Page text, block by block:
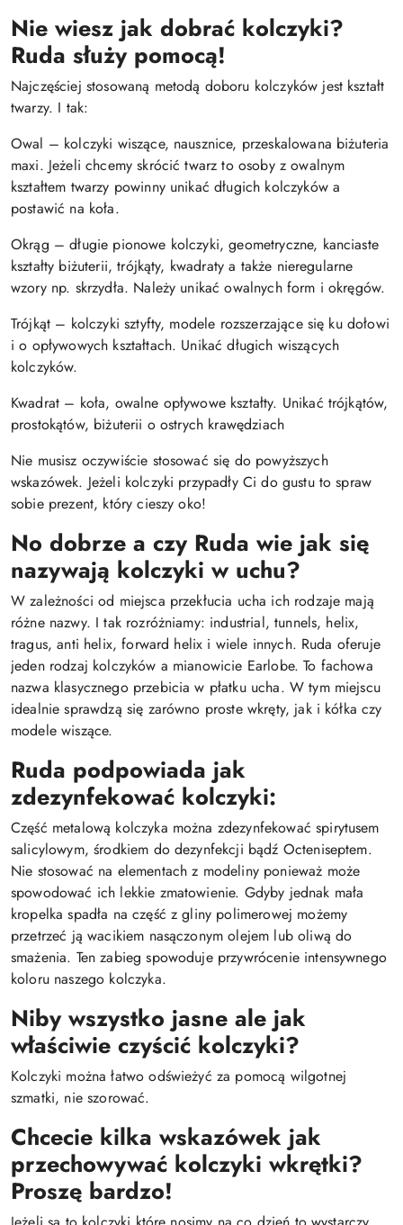
Nie wiesz jak dobrać kolczyki?
Ruda służy pomocą!
Najczęściej stosowaną metodą doboru kolczyków jest kształt
twarzy. I tak:
Owal – kolczyki wiszące, nausznice, przeskalowana biżuteria
maxi. Jeżeli chcemy skrócić twarz to osoby z owalnym
kształtem twarzy powinny unikać długich kolczyków a
postawić na koła.
Okrąg – długie pionowe kolczyki, geometryczne, kanciaste
kształty biżuterii, trójkąty, kwadraty a także nieregularne
wzory np. skrzydła. Należy unikać owalnych form i okręgów.
Trójkąt – kolczyki sztyfty, modele rozszerzające się ku dołowi
i o opływowych kształtach. Unikać długich wiszących
kolczyków.
Kwadrat – koła, owalne opływowe kształty. Unikać trójkątów,
prostokątów, biżuterii o ostrych krawędziach
Nie musisz oczywiście stosować się do powyższych
wskazówek. Jeżeli kolczyki przypadły Ci do gustu to spraw
sobie prezent, który cieszy oko!
No dobrze a czy Ruda wie jak się
nazywają kolczyki w uchu?
W zależności od miejsca przekłucia ucha ich rodzaje mają
różne nazwy. I tak rozróżniamy: industrial, tunnels, helix,
tragus, anti helix, forward helix i wiele innych. Ruda oferuje
jeden rodzaj kolczyków a mianowicie Earlobe. To fachowa
nazwa klasycznego przebicia w płatku ucha. W tym miejscu
idealnie sprawdzą się zarówno proste wkręty, jak i kółka czy
modele wiszące.
Ruda podpowiada jak
zdezynfekować kolczyki:
Część metalową kolczyka można zdezynfekować spirytusem
salicylowym, środkiem do dezynfekcji bądź Octeniseptem.
Nie stosować na elementach z modeliny ponieważ może
spowodować ich lekkie zmatowienie. Gdyby jednak mała
kropelka spadła na część z gliny polimerowej możemy
przetrzeć ją wacikiem nasączonym olejem lub oliwą do
smażenia. Ten zabieg spowoduje przywrócenie intensywnego
koloru naszego kolczyka.
Niby wszystko jasne ale jak
właściwie czyścić kolczyki?
Kolczyki można łatwo odświeżyć za pomocą wilgotnej
szmatki, nie szorować.
Chcecie kilka wskazówek jak
przechowywać kolczyki wkrętki?
Proszę bardzo!